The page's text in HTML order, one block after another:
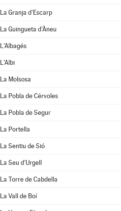
La Granja d'Escarp
La Guingueta d'Àneu
L'Albagés
L'Albi
La Molsosa
La Pobla de Cérvoles
La Pobla de Segur
La Portella
La Sentiu de Sió
La Seu d'Urgell
La Torre de Cabdella
La Vall de Boí